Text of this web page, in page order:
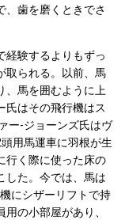
、歯を磨くときでさ
験するよりもずっ
取られる。以前、馬
、馬を囲むように上
氏はその飛行機はス
ー-ジョーンズ氏はヴ
用馬運車に羽根が生
行く際に使った床の
した。今では、馬は
にシザーリフトで持
の小部屋があり、